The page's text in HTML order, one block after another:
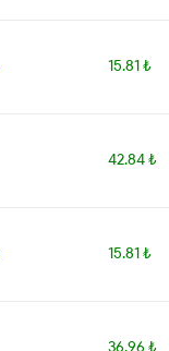
15.81 ₺
42.84 ₺
15.81 ₺
36.96 ₺